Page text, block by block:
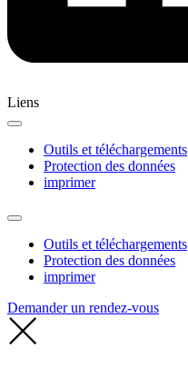
Liens
Outils et téléchargements
Protection des données
imprimer
Outils et téléchargements
Protection des données
imprimer
Demander un rendez-vous